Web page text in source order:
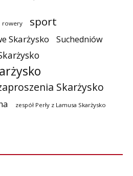
rowery sport
Skarżysko Suchedniów
Skarżysko
zespół Perły z Lamusa Skarżysko